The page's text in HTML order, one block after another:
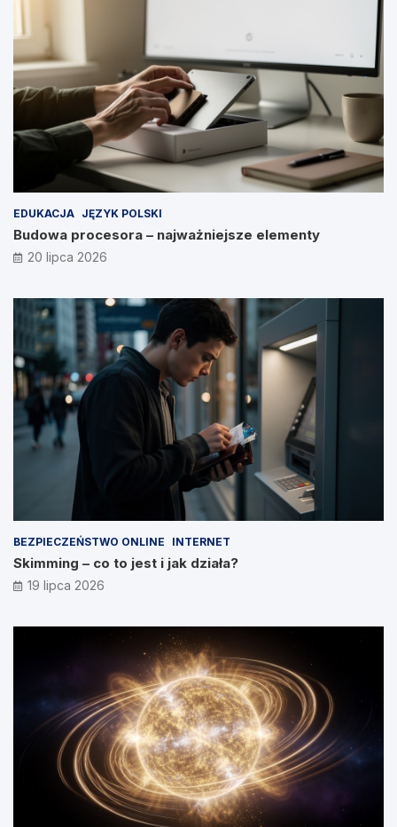
EDUKACJA JĘZYK POLSKI
Budowa procesora – najważniejsze elementy
20 lipca 2026
BEZPIECZEŃSTWO ONLINE INTERNET
Skimming – co to jest i jak działa?
19 lipca 2026